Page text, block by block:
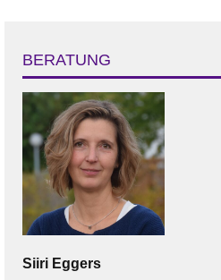
BERATUNG
Siiri Eggers